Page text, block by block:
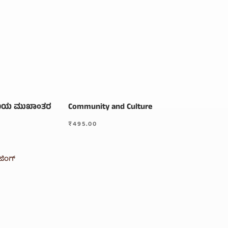
ಮುಖಾಂತರ Community and Culture
₹495.00